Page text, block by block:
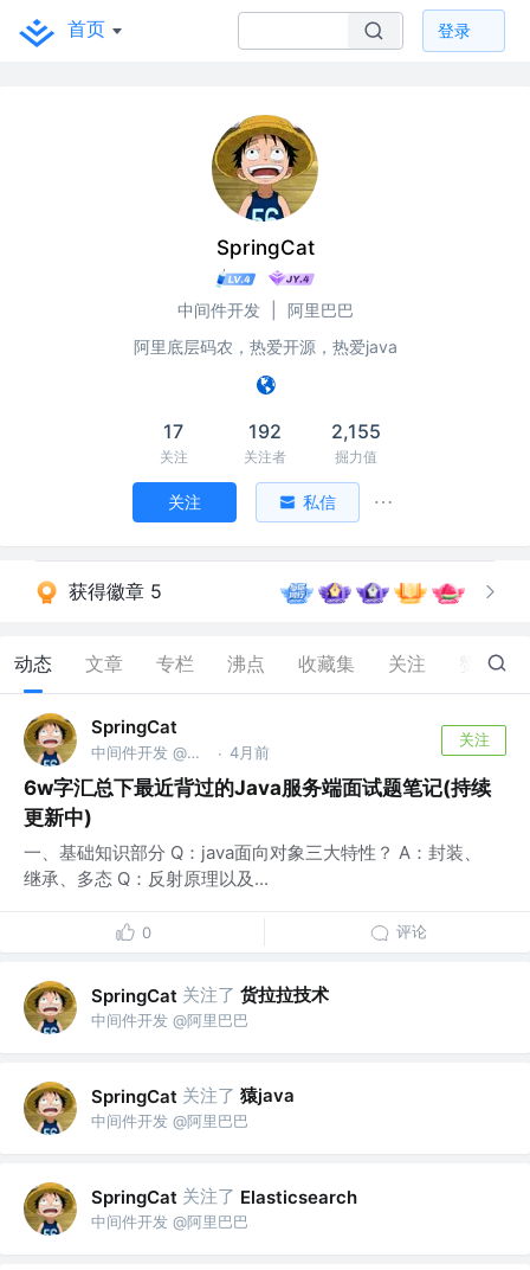
首页 登录
SpringCat
中间件开发
阿里巴巴
阿里底层码农，热爱开源，热爱java
17
关注
192
关注者
2,155
掘力值
关注 私信
获得徽章 5
动态 文章 专栏 沸点 收藏集 关注 189
SpringCat
中间件开发 @阿里巴巴 · 4月前
关注
6w字汇总下最近背过的Java服务端面试题笔记(持续
更新中)
一、基础知识部分 Q：java面向对象三大特性？ A：封装、
继承、多态 Q：反射原理以及...
0 评论
SpringCat 关注了 货拉拉技术
中间件开发 @阿里巴巴
SpringCat 关注了 猿java
中间件开发 @阿里巴巴
SpringCat 关注了 Elasticsearch
中间件开发 @阿里巴巴